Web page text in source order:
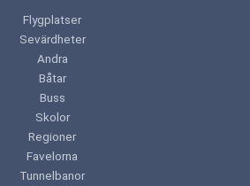
Flygplatser
Sevärdheter
Andra
Båtar
Buss
Skolor
Regioner
Favelorna
Tunnelbanor